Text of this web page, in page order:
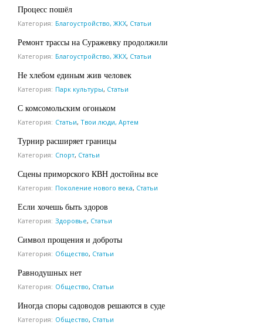
Процесс пошёл
Категория: Благоустройство, ЖКХ, Статьи
Ремонт трассы на Суражевку продолжили
Категория: Благоустройство, ЖКХ, Статьи
Не хлебом единым жив человек
Категория: Парк культуры, Статьи
С комсомольским огоньком
Категория: Статьи, Твои люди, Артем
Турнир расширяет границы
Категория: Спорт, Статьи
Сцены приморского КВН достойны все
Категория: Поколение нового века, Статьи
Если хочешь быть здоров
Категория: Здоровье, Статьи
Символ прощения и доброты
Категория: Общество, Статьи
Равнодушных нет
Категория: Общество, Статьи
Иногда споры садоводов решаются в суде
Категория: Общество, Статьи